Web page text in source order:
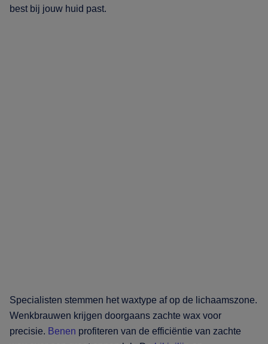
best bij jouw huid past.
Specialisten stemmen het waxtype af op de lichaamszone.
Wenkbrauwen krijgen doorgaans zachte wax voor
precisie. Benen profiteren van de efficiëntie van zachte